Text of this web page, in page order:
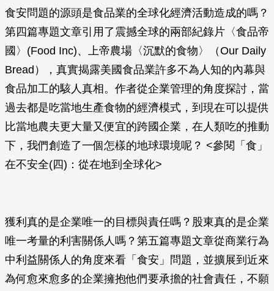
食安問題的源頭是食品業的全球化經濟活動造成的嗎？
第四篇專題文章引用了震撼全球的兩部紀錄片〈食品帝
國〉(Food Inc)、上帝農場〈沉默的食物〉（Our Daily
Bread），真實揭露美國食品業許多不為人知的內幕與
食品加工的駭人真相。作者從企業管理的角度探討，當
過去都是吃當地生產食物的經濟模式，到現在可以提供
比當地農夫更大量又便宜的跨國企業，在人類吃的推動
下，我們創造了一個怎樣的地球環境呢？ <參閱「食」
在不安全(四)：從在地到全球化>
獲利真的是企業唯一的目標與責任嗎？股東真的是企業
唯一考量的利害關係人嗎？第五篇專題文章從商業行為
中利益關係人的角度來看「食安」問題，並擴展到近來
為何愈來愈多的企業擁抱他們要承擔的社會責任，不願